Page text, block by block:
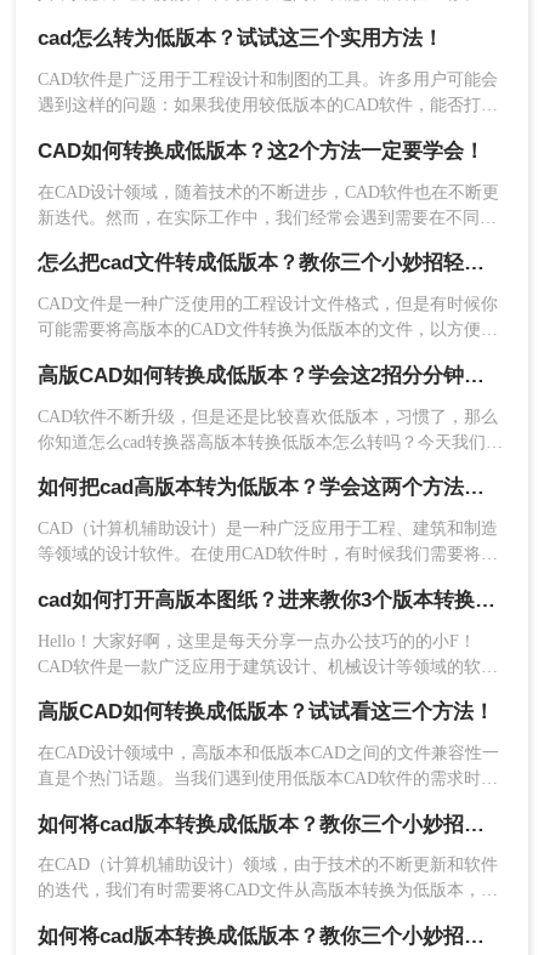
4、转换完成，点击下载即可，如果还需要继
续转换，可以点击继续添加。
注意：由于在线工具依赖于网络传输数据，因此在
处理大型CAD文件时可能会受到网络速度和稳定性
三、使用第三方CAD转换软件
除了CAD软件自带的“另存为”功能和在线转换工具
外，还可以使用第三方CAD转换软件来进行版本转
换。这些软件通常具有更强大的功能和更高的兼容
性，可以更好地处理不同版本之间的转换问题。下
操作如下：
1、如果需要批量转换或者是下载客户端长期
转换：
以便在旧版本的CAD软件中打开或编辑。那么cad版本如何转换
低版本呢？以下是一些常用的方法来实现CAD版本从高到低的
转换。
cad怎么转为低版本？试试这三个实用方法！
CAD软件是广泛用于工程设计和制图的工具。许多用户可能会
遇到这样的问题：如果我使用较低版本的CAD软件，能否打开
以打开高版本的文件。下面将介绍cad怎么转为低版本方法。一
起来学习一下吧！
CAD如何转换成低版本？这2个方法一定要学会！
在CAD设计领域，随着技术的不断进步，CAD软件也在不断更
新迭代。然而，在实际工作中，我们经常会遇到需要在不同版
或系统上，只能运行低版本的CAD软件。因此，将高版本的
CAD文件转换成低版本成为了一个常见的需求。本文将详细介
绍CAD如何转换成低版本，帮助您轻松应对这一挑战。
怎么把cad文件转成低版本？教你三个小妙招轻松搞定！
​CAD文件是一种广泛使用的工程设计文件格式，但是有时候你
可能需要将高版本的CAD文件转换为低版本的文件，以方便在
成低版本方法。
高版CAD如何转换成低版本？学会这2招分分钟搞定！
CAD软件不断升级，但是还是比较喜欢低版本，习惯了，那么
你知道怎么cad转换器高版本转换低版本怎么转吗？今天我们来
你的朋友，希望能帮助到大家哦。
如何把cad高版本转为低版本？学会这两个方法就够了！
CAD（计算机辅助设计）是一种广泛应用于工程、建筑和制造
等领域的设计软件。在使用CAD软件时，有时候我们需要将高
CAD软件的人进行共享和协作。那么如何把CAD高版本转为低
版本呢？本文将介绍两种简单的方法，帮助你将CAD高版本文
件转为低版本文件。
cad如何打开高版本图纸？进来教你3个版本转换解决问题~
Hello！大家好啊，这里是每天分享一点办公技巧的的小F！
CAD软件是一款广泛应用于建筑设计、机械设计等领域的软
行绘图、编辑等操作。然而，有时我们可能会遇到高版本 CAD
图纸打不开的情况，这是什么原因呢？又有哪些解决方法呢？
高版CAD如何转换成低版本？试试看这三个方法！
在CAD设计领域中，高版本和低版本CAD之间的文件兼容性一
直是个热门话题。当我们遇到使用低版本CAD软件的需求时，
三种简单有效的方法，帮助您轻松实现高版本CAD转换为低版
本。无论您是一名设计师还是一名工程师，掌握这些方法都会
对您的工作产生巨大的帮助。
如何将cad版本转换成低版本？教你三个小妙招轻松搞定！
在CAD（计算机辅助设计）领域，由于技术的不断更新和软件
的迭代，我们有时需要将CAD文件从高版本转换为低版本，以
换成低版本呢？以下将详细介绍三种常用的方法，帮助您轻松
如何将cad版本转换成低版本？教你三个小妙招轻松搞定！